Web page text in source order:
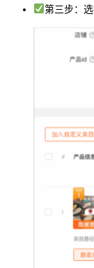
第三步：选